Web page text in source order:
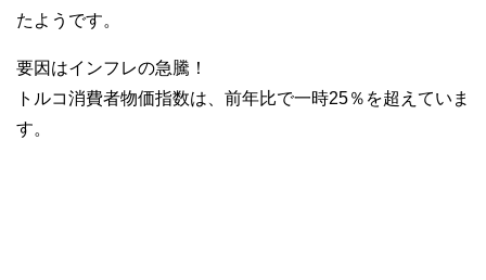
たようです。
要因はインフレの急騰！
トルコ消費者物価指数は、前年比で一時25％を超えていま
す。